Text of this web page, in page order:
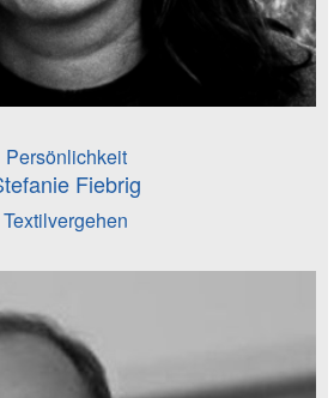
Persönlichkeit
Fiebrig
Textilvergehen